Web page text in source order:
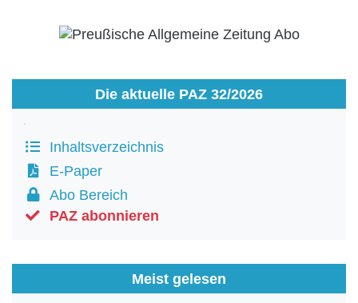
Die aktuelle PAZ 32/2026
Inhaltsverzeichnis
E-Paper
Abo Bereich
PAZ abonnieren
Meist gelesen